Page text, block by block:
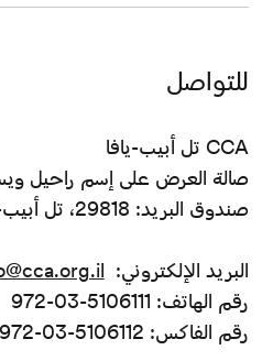
للتواصل
CCA تل أبيب-يافا
صالة العرض على إسم راحيل
صندوق البريد: 29818، تل أبيب-يافا، 6129702
البريد الإلكتروني:
رقم الهاتف: 5106111-03-972
رقم الفاكس: 5106112-03-972